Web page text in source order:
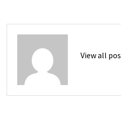
View all